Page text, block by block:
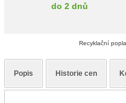
do 2 dnů
Recyklační
Popis Historie cen